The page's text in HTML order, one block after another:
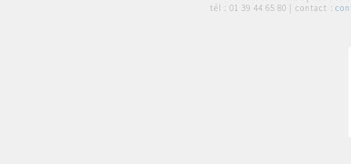
tél : 01 39 44 65 80 | contact :